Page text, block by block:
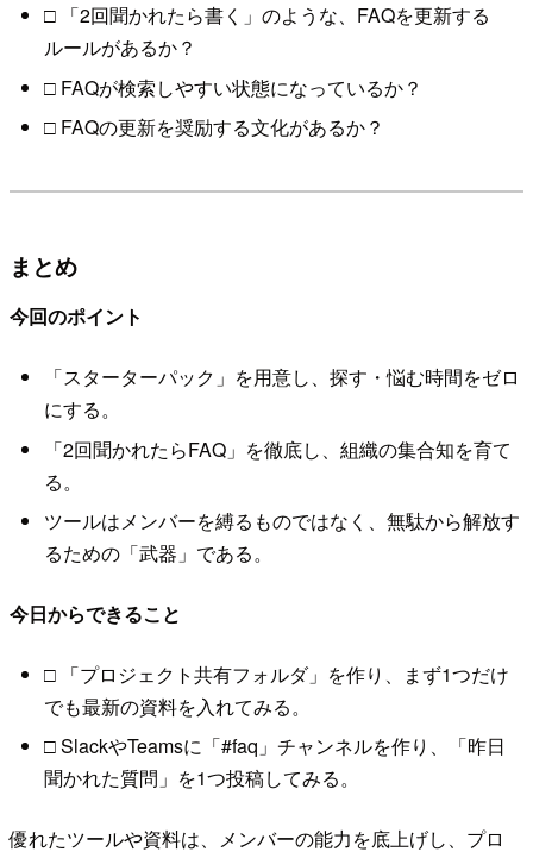
□ 「2回聞かれたら書く」のような、FAQを更新する
ルールがあるか？
□ FAQが検索しやすい状態になっているか？
□ FAQの更新を奨励する文化があるか？
まとめ
今回のポイント
「スターターパック」を用意し、探す・悩む時間をゼロ
にする。
「2回聞かれたらFAQ」を徹底し、組織の集合知を育て
る。
ツールはメンバーを縛るものではなく、無駄から解放す
るための「武器」である。
今日からできること
□ 「プロジェクト共有フォルダ」を作り、まず1つだけ
でも最新の資料を入れてみる。
□ SlackやTeamsに「#faq」チャンネルを作り、「昨日
聞かれた質問」を1つ投稿してみる。
優れたツールや資料は、メンバーの能力を底上げし、プロ